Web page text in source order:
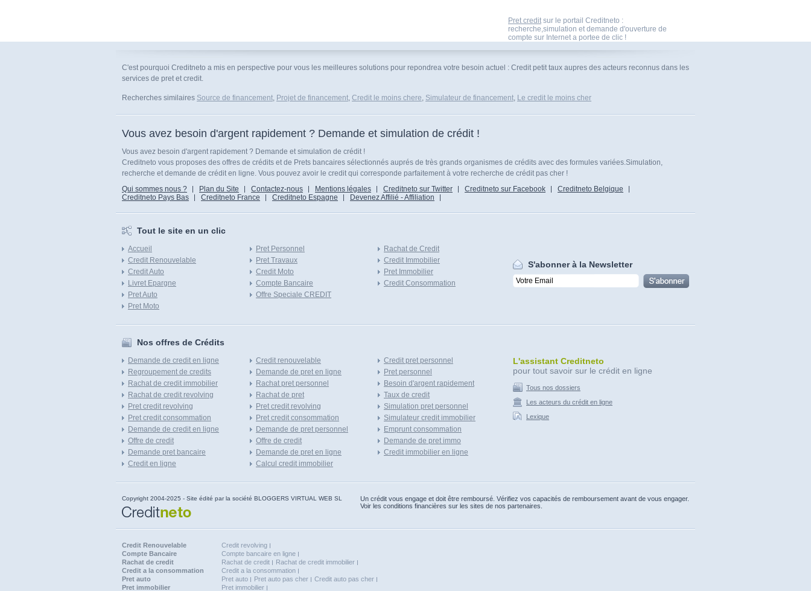
Pret creditsur le portail Creditneto :
recherche,simulation et demande d'ouverture de
compte sur Internet a portee de clic !
C'est pourquoi Creditneto a mis en perspective pour vous les meilleures solutions pour repondrea votre besoin actuel : Credit petit taux aupres des acteurs reconnus dans les
services de pret et credit.
Recherches similaires Source de financement, Projet de financement, Credit le moins chere, Simulateur de financement, Le credit le moins cher
Vous avez besoin d'argent rapidement ? Demande et simulation de crédit !
Vous avez besoin d'argent rapidement ? Demande et simulation de crédit !
Creditneto vous proposes des offres de crédits et de Prets bancaires sélectionnés auprés de très grands organismes de crédits avec des formules variées.Simulation,
recherche et demande de crédit en ligne. Vous pouvez avoir le credit qui corresponde parfaitement à votre recherche de crédit pas cher !
Qui sommes nous ?
Plan du Site Contactez-nous Mentions légales Creditneto sur Twitter Creditneto sur Facebook
Creditneto Belgique
Creditneto Pays Bas
Creditneto France Creditneto Espagne Devenez Affilié - Affiliation
Tout le site en un clic
Accueil
Credit Renouvelable
Credit Auto
Livret Epargne
Pret Auto
Pret Moto
Pret Personnel
Pret Travaux
Credit Moto
Compte Bancaire
Offre Speciale CREDIT
Rachat de Credit
Credit Immobilier
Pret Immobilier
Credit Consommation
S'abonner à la Newsletter
Nos offres de Crédits
Demande de credit en ligne
Regroupement de credits
Rachat de credit immobilier
Rachat de credit revolving
Pret credit revolving
Pret credit consommation
Demande de credit en ligne
Offre de credit
Demande pret bancaire
Credit en ligne
Credit renouvelable
Demande de pret en ligne
Rachat pret personnel
Rachat de pret
Pret credit revolving
Pret credit consommation
Demande de pret personnel
Offre de credit
Demande de pret en ligne
Calcul credit immobilier
Credit pret personnel
Pret personnel
Besoin d'argent rapidement
Taux de credit
Simulation pret personnel
Simulateur credit immobilier
Emprunt consommation
Demande de pret immo
Credit immobilier en ligne
L'assistant Creditneto
pour tout savoir sur le crédit en ligne
Tous nos dossiers
Les acteurs du crédit en ligne
Lexique
Copyright 2004-2025 - Site édité par la société BLOGGERS VIRTUAL WEB SL
Un crédit vous engage et doit être remboursé. Vérifiez vos capacités de remboursement avant de vous engager.
Voir les conditions financières sur les sites de nos partenaires.
Credit Renouvelable
Credit revolving
Compte Bancaire
Compte bancaire en ligne
Rachat de credit
Rachat de credit
Rachat de credit immobilier
Credit a la consommation
Credit a la consommation
Pret auto
Pret auto Pret auto pas cher
Credit auto pas cher
Pret immobilier
Pret immobilier